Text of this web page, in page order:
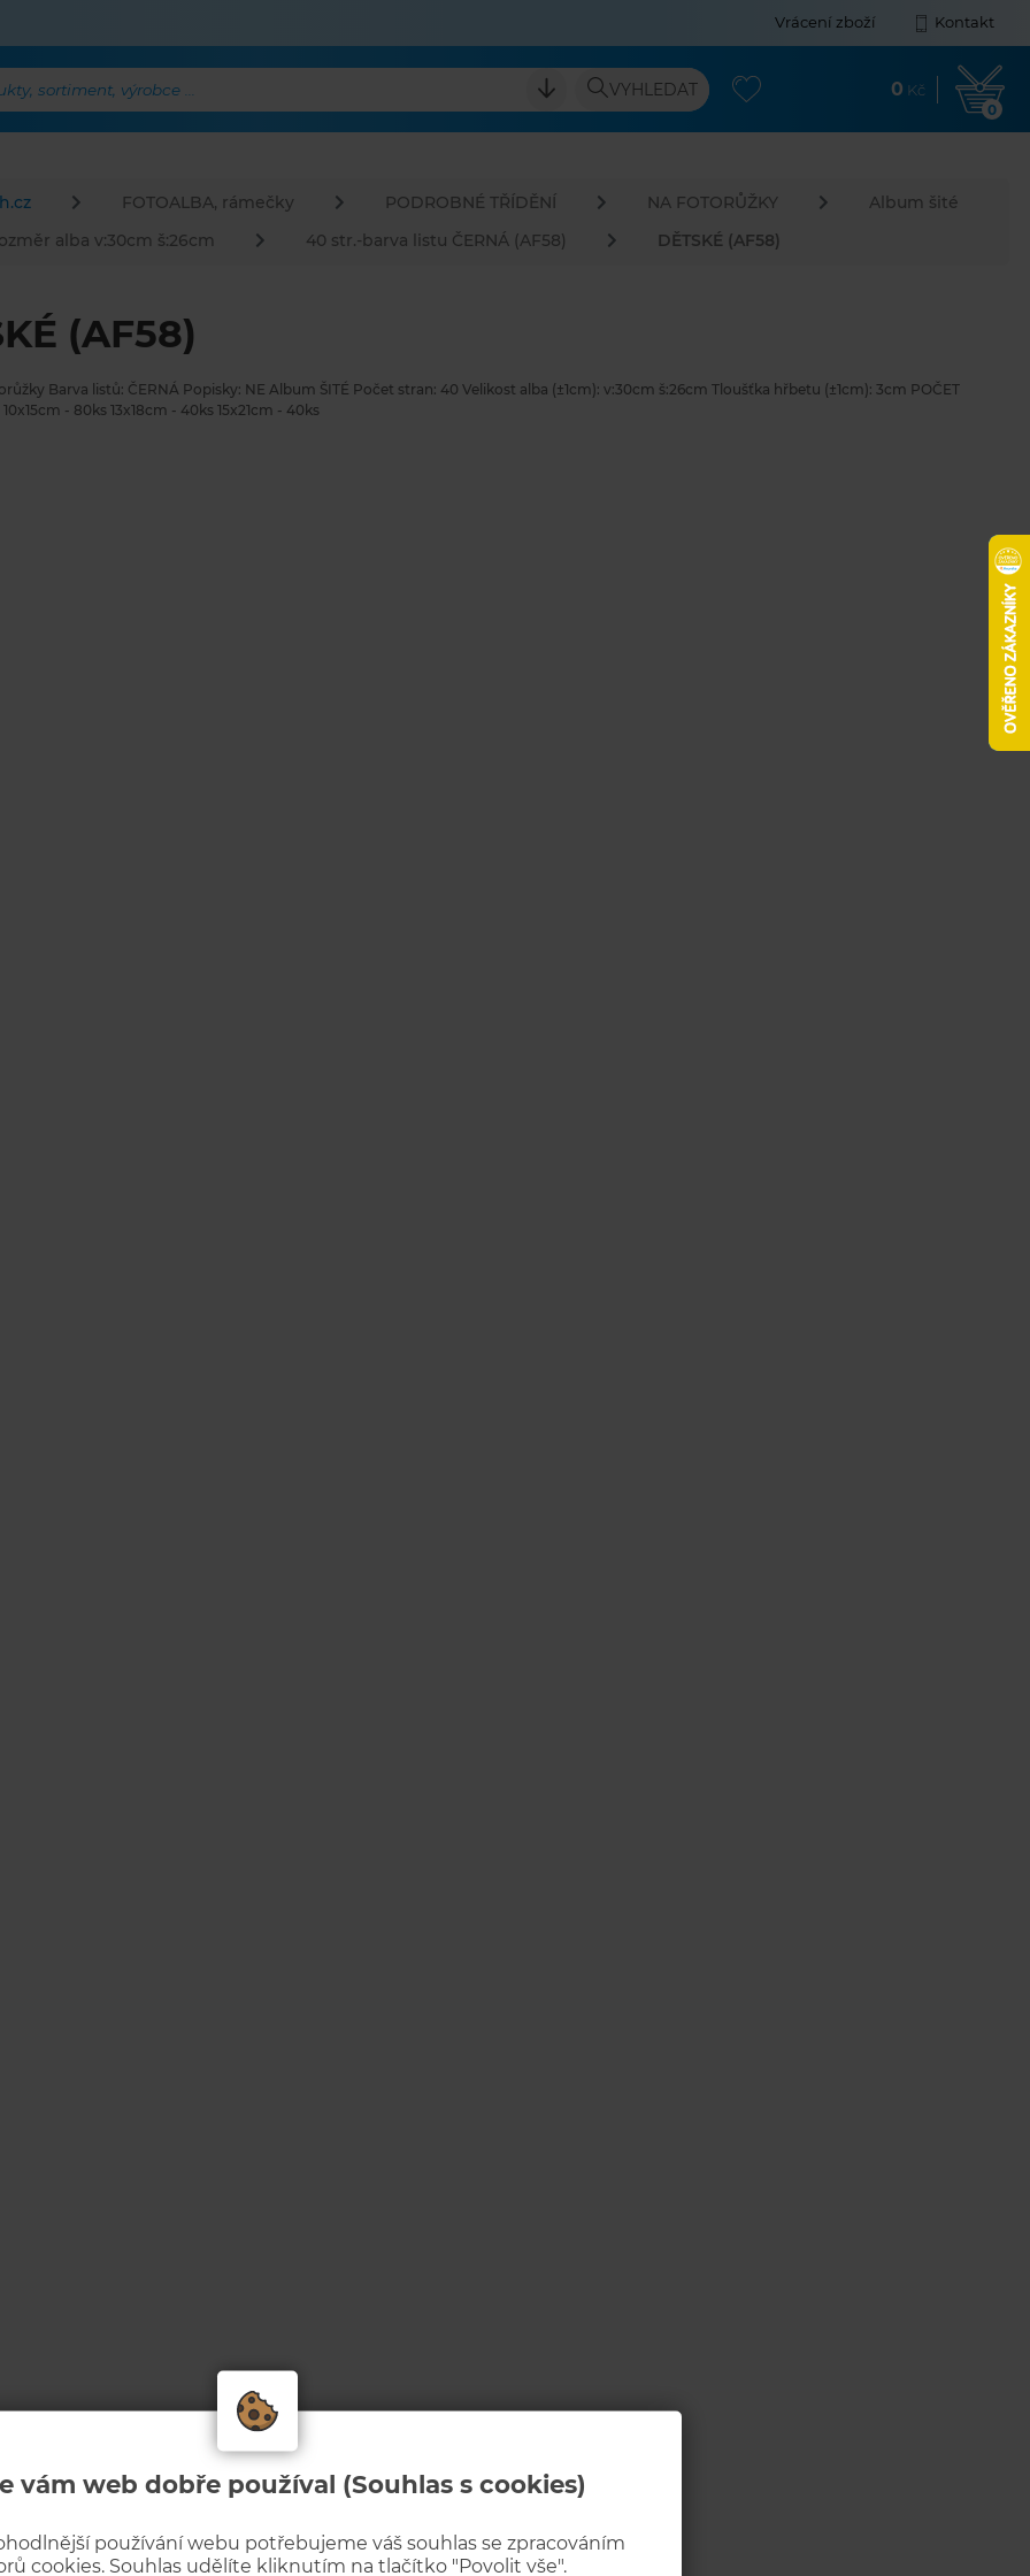
vám web dobře používal (Souhlas s cookies)
používání webu potřebujeme váš souhlas se zpracováním
cookies. Souhlas udělíte kliknutím na tlačítko "Povolit vše".
Vrácení zboží Kontakt
sortiment, výrobce ... VYHLEDAT 0 Kč
0
FOTOALBA, rámečky PODROBNÉ TŘÍDĚNÍ NA FOTORŮŽKY
Album šité
alba v:30cm š:26cm
40 str.-barva listu ČERNÁ (AF58) DĚTSKÉ (AF58)
(AF58)
Barva listů: ČERNÁ Popisky: NE Album ŠITÉ Počet stran: 40 Velikost alba (±1cm): v:30cm š:26cm Tloušťka hřbetu (±1cm): 3cm POČET
- 80ks 13x18cm - 40ks 15x21cm - 40ks